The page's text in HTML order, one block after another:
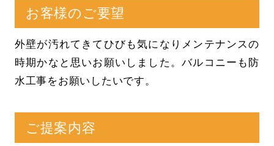
お客様のご要望
外壁が汚れてきてひびも気になりメンテナンスの
時期かなと思いお願いしました。バルコニーも防
水工事をお願いしたいです。
ご提案内容